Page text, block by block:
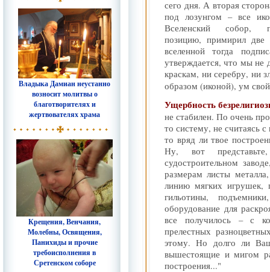
Владыка Дамиан неустанно
возносит молитвы о
благотворителях и
жертвователях храма
Крещения, Венчания,
Молебны, Освящения,
Панихиды и прочие
требоисполнения в
Сретенском соборе
сего дня. А вторая
под лозунгом – все
Вселенский собор,
позицию, примирил
вселенной тогда
утверждается, что мы не
краскам, ни серебру, ни
образом (иконой), ум
Ущербность
не стабилен. По очень
то систему, не считаясь
то вряд ли твое
Ну, вот
судостроительном
размерам листы
линию мягких игрушек,
гильотины,
оборудование для
все получилось – с
прелестных
этому. Но долго ли
вышестоящие и мигом
построения..."